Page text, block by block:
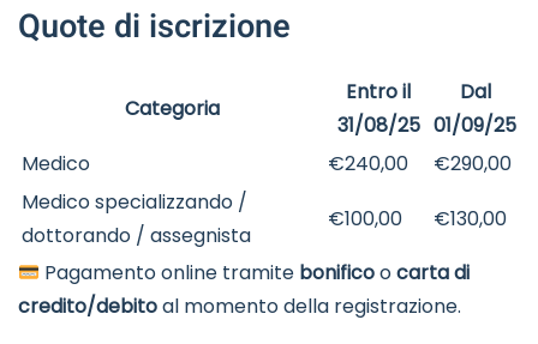
Quote di iscrizione
Categoria
Entro il
31/08/25
Dal
01/09/25
Medico
€240,00
€290,00
Medico specializzando /
dottorando / assegnista
€100,00
€130,00
Pagamento online tramite bonificoocarta di
credito/debitoal momento della registrazione.